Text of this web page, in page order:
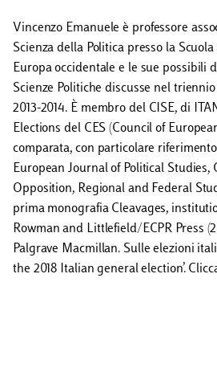
Vincenzo Emanuele è professore
Scienza della Politica presso la
Europa occidentale e le sue possibili
Scienze Politiche discusse nel
2013-2014. È membro del CISE, di
Elections del CES (Council of
comparata, con particolare
European Journal of Political
Opposition, Regional and Federal
prima monografia Cleavages,
Rowman and Littlefield/ECPR Press
Palgrave Macmillan. Sulle elezioni
the 2018 Italian general election’.